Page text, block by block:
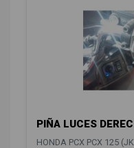
PIÑA LUCES
HONDA PCX PCX 125